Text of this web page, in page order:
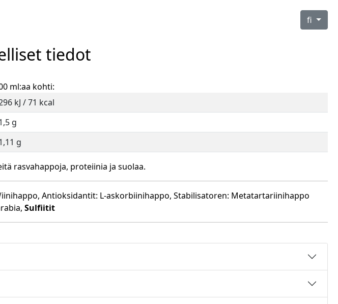
fi
tiedot
ml:aa kohti:
kJ / 71 kcal
g
g
rasvahappoja, proteiinia ja suolaa.
Antioksidantit: L-askorbiinihappo, Stabilisatoren: Metatartariinihappo
Sulfiitit